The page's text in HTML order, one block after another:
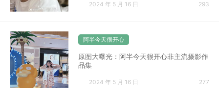
2024 年 5 月 16 日 293
阿半今天很开心
原图大曝光：阿半今天很开心非主流摄影作
品集
2024 年 5 月 16 日 277